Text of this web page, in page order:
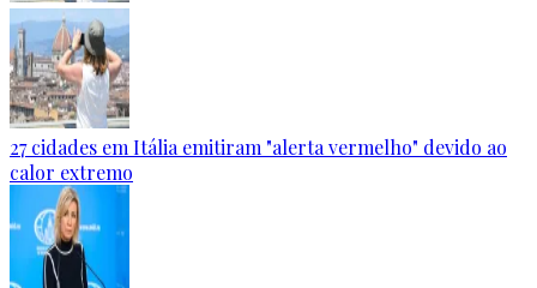
27 cidades em Itália emitiram "alerta vermelho" devido ao
calor extremo